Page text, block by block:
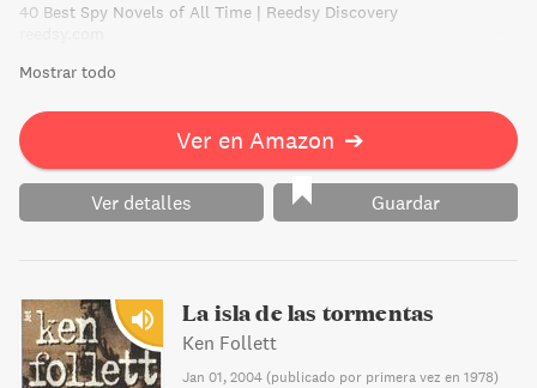
como el creador de un nuevo genero de ficcion: el
tecnologia.
40 Best Spy Novels of All Time | Reedsy Discovery
Mostrar todo
Ver en Amazon ➔
Ver detalles Guardar
La isla de las tormentas
Ken Follett
Jan 01, 2004 (publicado por primera vez en 1978)